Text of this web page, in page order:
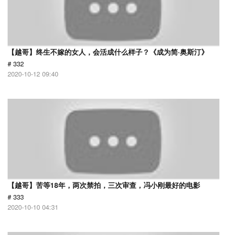
【越哥】终生不嫁的女人，会活成什么样子？《成为简·奥斯汀》
# 332
2020-10-12 09:40
【越哥】苦等18年，两次禁拍，三次审查，冯小刚最好的电影
# 333
2020-10-10 04:31